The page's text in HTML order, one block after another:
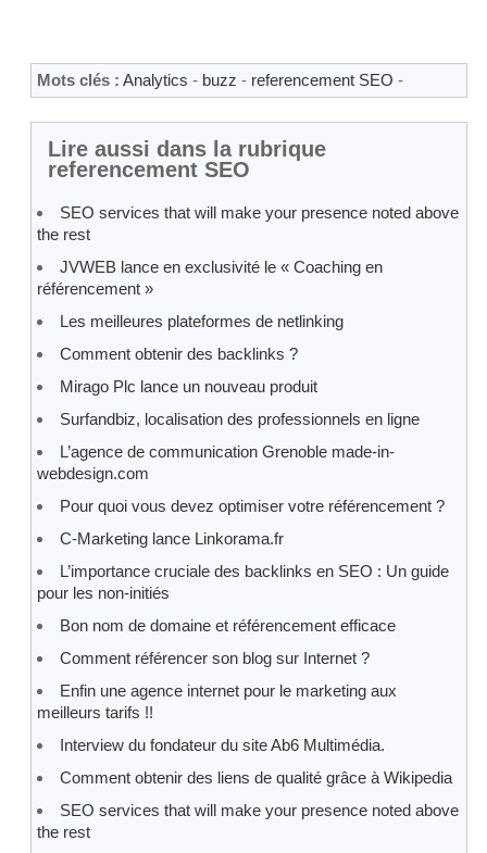
Mots clés : Analytics - buzz - referencement SEO -
Lire aussi dans la rubrique
referencement SEO
SEO services that will make your presence noted above
the rest
JVWEB lance en exclusivité le « Coaching en
référencement »
Les meilleures plateformes de netlinking
Comment obtenir des backlinks ?
Mirago Plc lance un nouveau produit
Surfandbiz, localisation des professionnels en ligne
L’agence de communication Grenoble made-in-
webdesign.com
Pour quoi vous devez optimiser votre référencement ?
C-Marketing lance Linkorama.fr
L’importance cruciale des backlinks en SEO : Un guide
pour les non-initiés
Bon nom de domaine et référencement efficace
Comment référencer son blog sur Internet ?
Enfin une agence internet pour le marketing aux
meilleurs tarifs !!
Interview du fondateur du site Ab6 Multimédia.
Comment obtenir des liens de qualité grâce à Wikipedia
SEO services that will make your presence noted above
the rest